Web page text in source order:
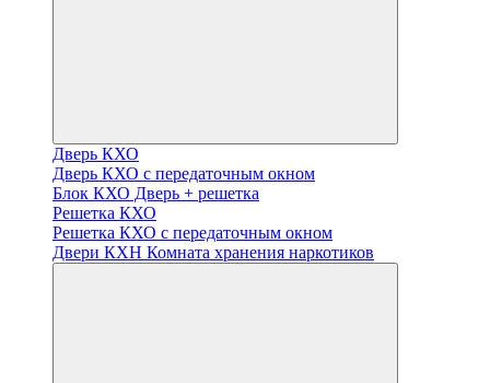
Дверь КХО
Дверь КХО с передаточным окном
Блок КХО Дверь + решетка
Решетка КХО
Решетка КХО с передаточным окном
Двери КХН Комната хранения наркотиков